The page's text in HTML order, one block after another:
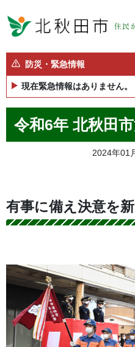
防災・緊急情報
現在緊急情報はありません。
令和6年 北秋田
2024年01
有事に備え決意を